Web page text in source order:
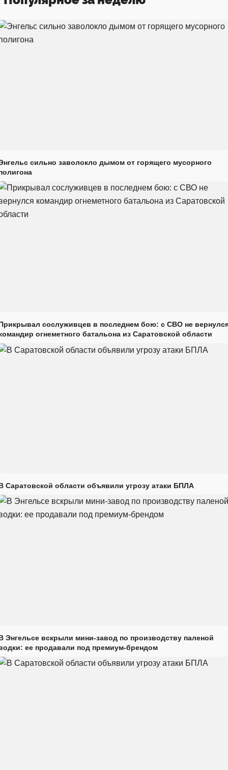
сильно заволокло дымом от горящего мусорного
сослуживцев в последнем бою: с СВО не
огнеметного батальона из Саратовской области
Саратовской области объявили угрозу атаки БПЛА
Энгельсе вскрыли мини-завод по производству паленой
ее продавали под премиум-брендом